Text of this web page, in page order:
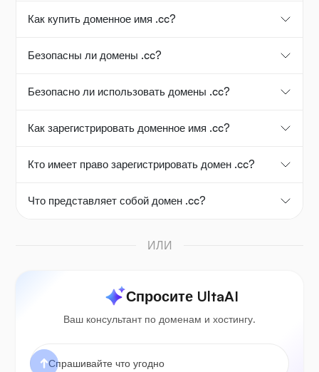
Как купить доменное имя .cc?
Безопасны ли домены .cc?
Безопасно ли использовать домены .cc?
Как зарегистрировать доменное имя .cc?
Кто имеет право зарегистрировать домен .cc?
Что представляет собой домен .cc?
ИЛИ
Спросите UltaAI
Ваш консультант по доменам и хостингу.